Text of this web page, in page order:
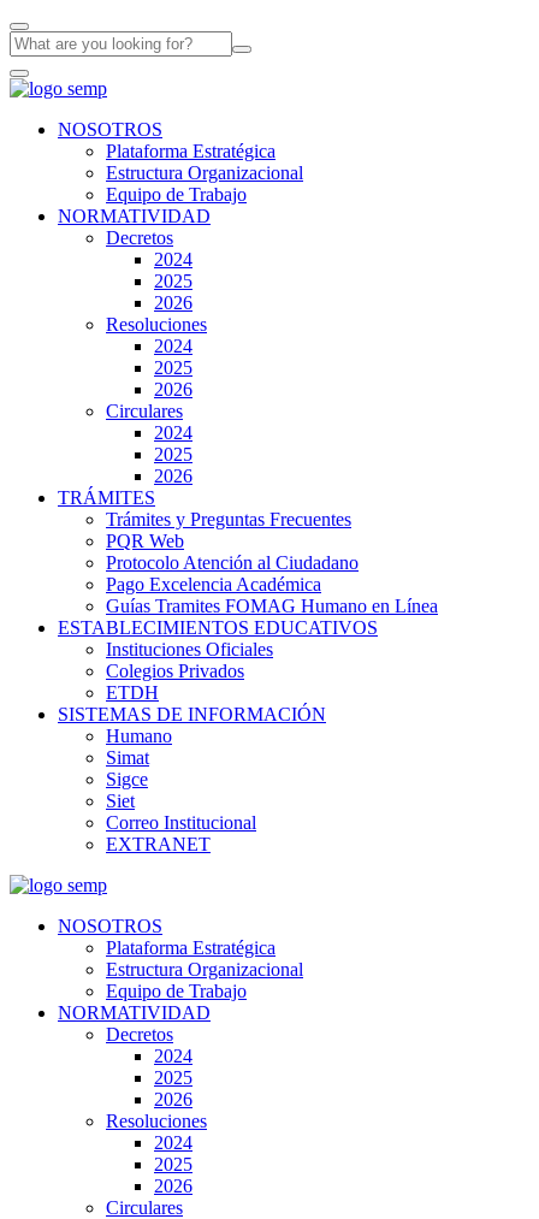
NOSOTROS
Plataforma Estratégica
Estructura Organizacional
Equipo de Trabajo
NORMATIVIDAD
Decretos
2024
2025
2026
Resoluciones
2024
2025
2026
Circulares
2024
2025
2026
TRÁMITES
Trámites y Preguntas Frecuentes
PQR Web
Protocolo Atención al Ciudadano
Pago Excelencia Académica
Guías Tramites FOMAG Humano en Línea
ESTABLECIMIENTOS EDUCATIVOS
Instituciones Oficiales
Colegios Privados
ETDH
SISTEMAS DE INFORMACIÓN
Humano
Simat
Sigce
Siet
Correo Institucional
EXTRANET
NOSOTROS
Plataforma Estratégica
Estructura Organizacional
Equipo de Trabajo
NORMATIVIDAD
Decretos
2024
2025
2026
Resoluciones
2024
2025
2026
Circulares